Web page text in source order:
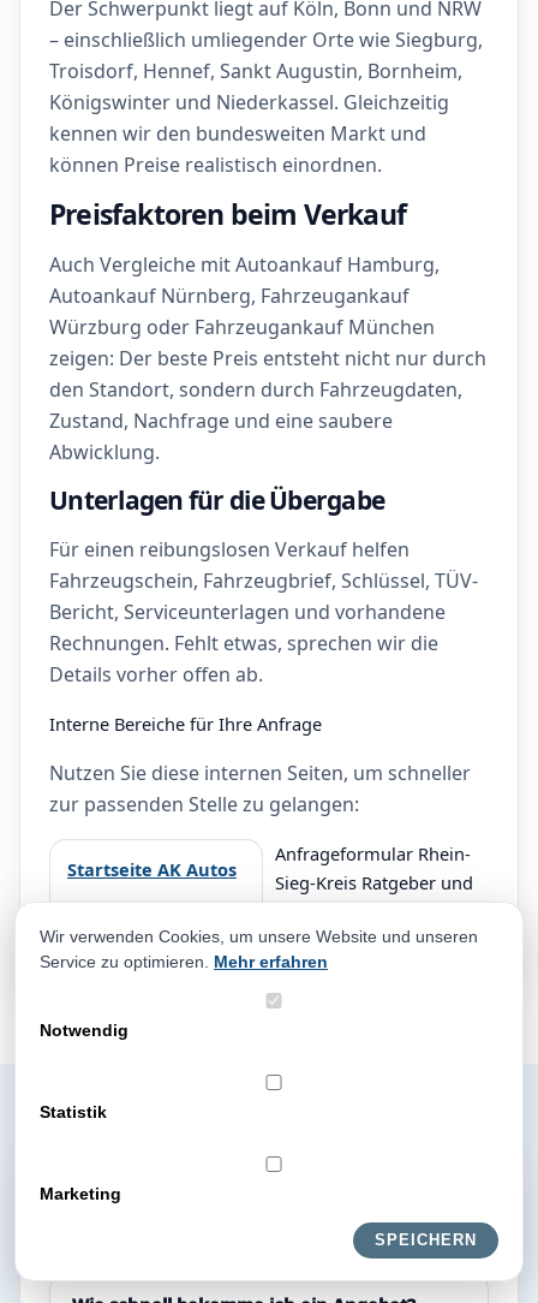
Der Schwerpunkt liegt auf Köln, Bonn und NRW
– einschließlich umliegender Orte wie Siegburg,
Troisdorf, Hennef, Sankt Augustin, Bornheim,
Königswinter und Niederkassel. Gleichzeitig
kennen wir den bundesweiten Markt und
können Preise realistisch einordnen.
Preisfaktoren beim Verkauf
Auch Vergleiche mit Autoankauf Hamburg,
Autoankauf Nürnberg, Fahrzeugankauf
Würzburg oder Fahrzeugankauf München
zeigen: Der beste Preis entsteht nicht nur durch
den Standort, sondern durch Fahrzeugdaten,
Zustand, Nachfrage und eine saubere
Abwicklung.
Unterlagen für die Übergabe
Für einen reibungslosen Verkauf helfen
Fahrzeugschein, Fahrzeugbrief, Schlüssel, TÜV-
Bericht, Serviceunterlagen und vorhandene
Rechnungen. Fehlt etwas, sprechen wir die
Details vorher offen ab.
Interne Bereiche für Ihre Anfrage
Nutzen Sie diese internen Seiten, um schneller
zur passenden Stelle zu gelangen:
Startseite AK Autos
Anfrageformular Rhein-
Sieg-Kreis Ratgeber und
Exportfahrzeuge Kontakt
FAQ zum
Wir verwenden Cookies, um unsere Website und unseren
Service zu optimieren. Mehr erfahren
Notwendig
Statistik
Marketing
SPEICHERN